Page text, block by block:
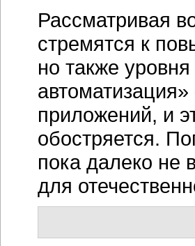
Рассматривая
стремятся к
но также
приложений, и
обостряется.
пока далеко не
для